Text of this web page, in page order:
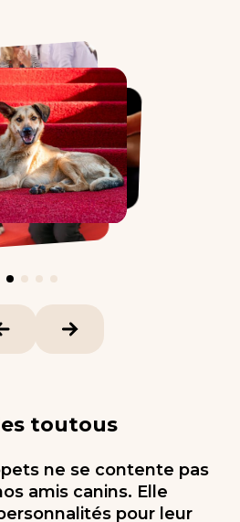
toutous
ne se contente pas
amis canins. Elle
pour leur